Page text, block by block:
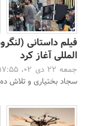
فیلم داستانی
المللی آغاز کرد
جمعه 22 دی 02، 17:55 -
سجاد بختیاری و تلاش